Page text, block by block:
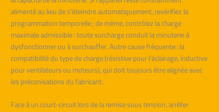
alimenté au lieu de s’éteindre automatiquement, revérifiez la
programmation temporelle ; de même, contrôlez la charge
maximale admissible : toute surcharge conduit la minuterie à
dysfonctionner ou à surchauffer. Autre cause fréquente : la
compatibilité du type de charge (résistive pour l’éclairage, inductive
pour ventilateurs ou moteurs), qui doit toujours être alignée avec
les préconisations du fabricant.
Face à un court-circuit lors de la remise sous tension, arrêter